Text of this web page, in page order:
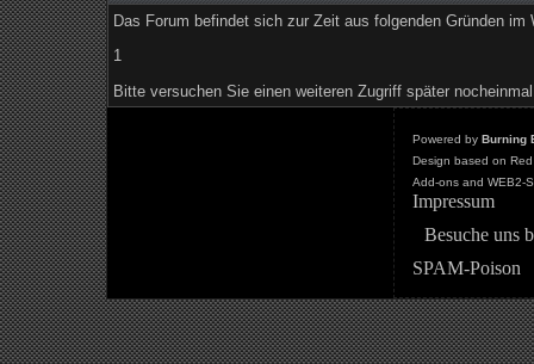
Das Forum befindet sich zur Zeit aus folgenden Gründen im
1
Bitte versuchen Sie einen weiteren Zugriff später
Powered by Burning
Design based on
Add-ons and WEB2-
Impressum
Besuche uns
SPAM-Poison